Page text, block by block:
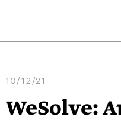
10/12/21
WeSolve: